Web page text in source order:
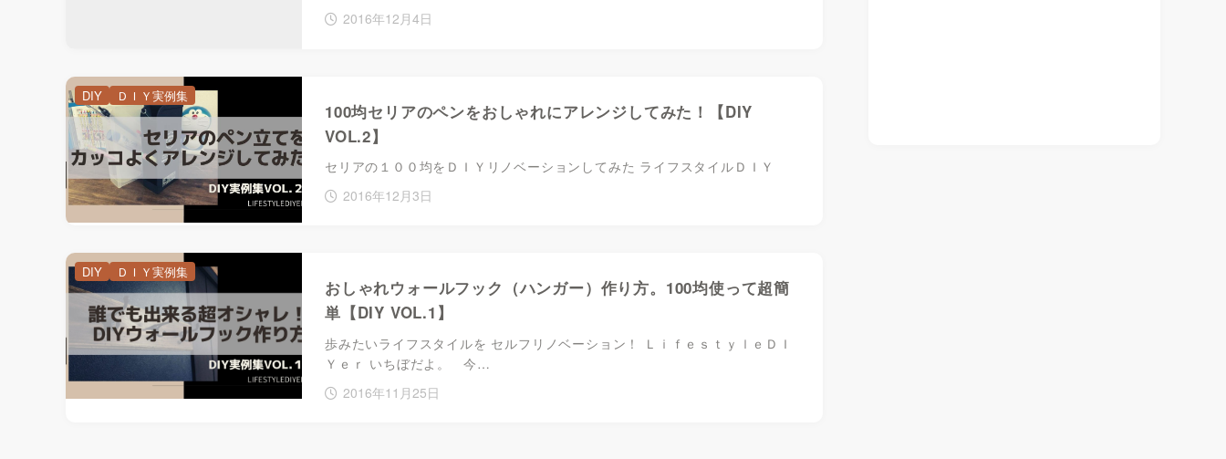
2016年12月4日
100均セリアのペンをおしゃれにアレンジしてみた！【DIY
VOL.2】
セリアの１００均をＤＩＹリノベーションしてみた ライフスタイルＤＩＹ
2016年12月3日
DIY ＤＩＹ実例集
おしゃれウォールフック（ハンガー）作り方。100均使って超簡
単【DIY VOL.1】
歩みたいライフスタイルを セルフリノベーション！ ＬｉｆｅｓｔｙｌｅＤＩ
Ｙｅｒ いちぼだよ。 今…
2016年11月25日
DIY ＤＩＹ実例集